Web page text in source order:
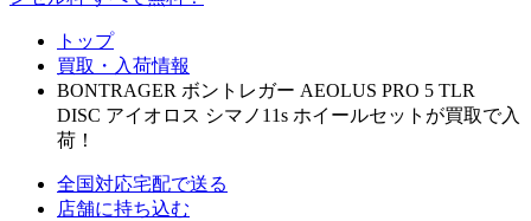
トップ
買取・入荷情報
BONTRAGER ボントレガー AEOLUS PRO 5 TLR
DISC アイオロス シマノ11s ホイールセットが買取で入
荷！
全国対応宅配で送る
店舗に持ち込む